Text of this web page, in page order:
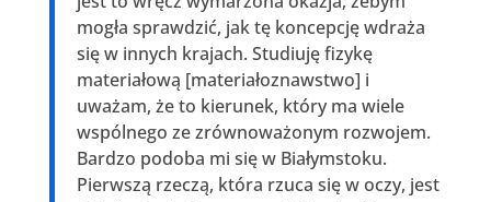
mogła sprawdzić, jak tę koncepcję wdraża
się w innych krajach. Studiuję fizykę
materiałową [materiałoznawstwo] i
uważam, że to kierunek, który ma wiele
wspólnego ze zrównoważonym rozwojem.
Bardzo podoba mi się w Białymstoku.
Pierwszą rzeczą, która rzuca się w oczy, jest